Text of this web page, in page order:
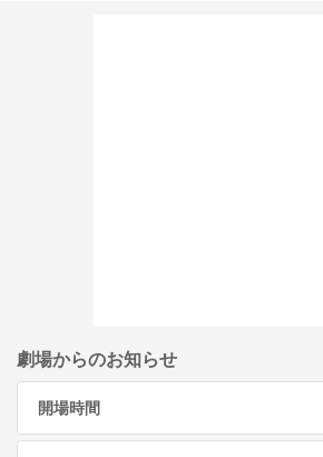
劇場からのお知らせ
開場時間